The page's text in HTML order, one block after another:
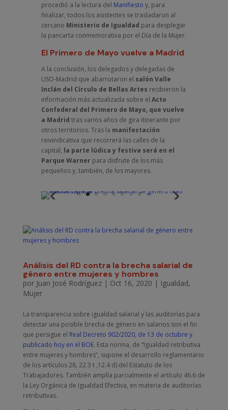
procedió a la lectura del Manifiesto y, para
finalizar, todos los asistentes se trasladaron al
cercano Ministerio de Igualdad para desplegar
la pancarta conmemorativa por el Día de la Mujer.
El Primero de Mayo vuelve a Madrid
A la conclusión, los delegados y delegadas de
USO-Madrid que abarrotaron el salón Valle
Inclán del Círculo de Bellas Artes recibieron la
información más actualizada sobre el Acto
Confederal del Primero de Mayo, que vuelve
a Madrid tras varios años de gira itinerante por
otros territorios. Tras la manifestación
reivindicativa que recorrerá las calles de la
capital, la parte lúdica y festiva será en el
Parque Warner para disfrute de los más
pequeños y, también, de los mayores.
Análisis del RD contra la brecha salarial de
género entre mujeres y hombres
por Juan José Rodríguez| Oct 16, 2020 | Igualdad,
Mujer
La transparencia sobre igualdad salarial y las auditorías para
detectar una posible brecha de género en salarios son el fin
que persigue el Real Decreto 902/2020, de 13 de octubre y
publicado hoy en el BOE. Esta norma, de “Igualdad retributiva
entre mujeres y hombres”, supone el desarrollo reglamentario
de los artículos 28, 22.3 t ,12.4 d) del Estatuto de los
Trabajadores. También amplía parcialmente el artículo 46.6 de
la Ley Orgánica de Igualdad Efectiva, en materia de auditorías
retributivas.